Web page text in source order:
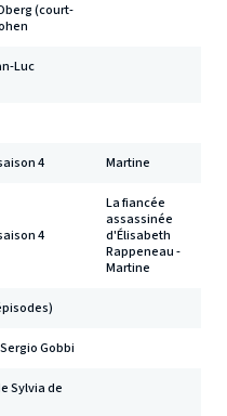
(court-
Luc
4 Martine
4
La fiancée
assassinée
d'Élisabeth
Rappeneau -
Martine
Gobbi
Sylvia de